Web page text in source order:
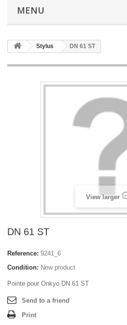
MENU
Stylus DN 61 ST
View larger
DN 61 ST
Reference: 9241_6
Condition: New product
Pointe pour Onkyo DN 61 ST
Send to a friend
Print